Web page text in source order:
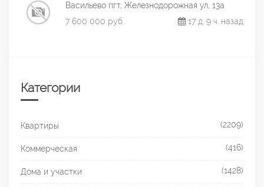
Васильево пгт, Железнодорожная ул, 13а
7 600 000 руб.
17 д. 9 ч. назад
Категории
Квартиры (2209)
Коммерческая (416)
Дома и участки (1428)